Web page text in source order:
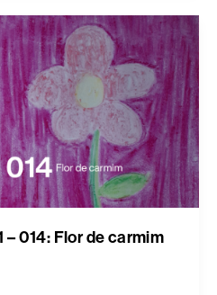
014: Flor de carmim